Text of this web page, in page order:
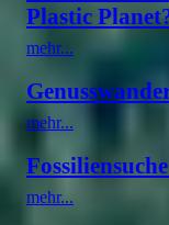
Plastic
mehr...
mehr...
mehr...